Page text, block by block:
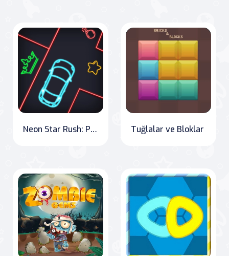
Neon Star Rush: Puzzle Cars Tuğlalar ve Bloklar